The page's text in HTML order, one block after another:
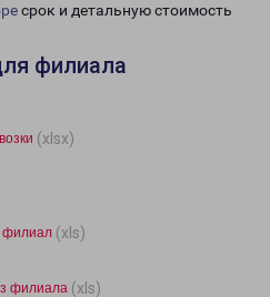
срок и детальную стоимость
филиала
(xlsx)
филиал (xls)
филиала (xls)